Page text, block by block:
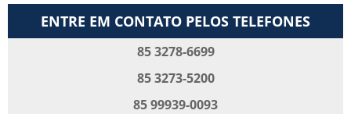
ENTRE EM CONTATO PELOS TELEFONES
85 3278-6699
85 3273-5200
85 99939-0093